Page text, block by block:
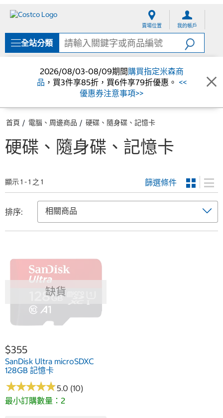
單
賣場位置 我的帳戶
全站分類
2026/08/03-08/09期間購買指定米森商
品 ，買3件享85折，買6件享79折優惠。 <<
優惠券注意事項>>
首頁 電腦、周邊商品 硬碟、隨身碟、記憶卡
硬碟、隨身碟、記憶卡
顯示 1 - 1 之 1 篩選條件
排序:
缺貨
$355
SanDisk Ultra microSDXC
128GB 記憶卡
★★★★★
★★★★★5.0 (10)
最小訂購數量：2